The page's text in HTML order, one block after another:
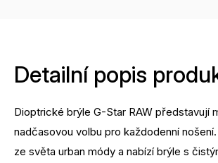
Detailní popis
Dioptrické brýle G-Star RAW představují
nadčasovou volbu pro každodenní
ze světa urban módy a nabízí brýle s